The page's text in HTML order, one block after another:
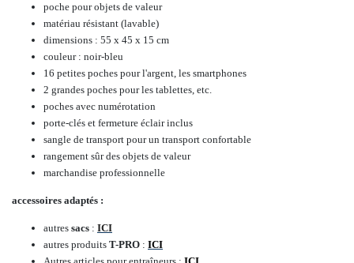
poche pour objets de valeur
matériau résistant (lavable)
dimensions : 55 x 45 x 15 cm
couleur : noir-bleu
16 petites poches pour l'argent, les smartphones
2 grandes poches pour les tablettes, etc.
poches avec numérotation
porte-clés et fermeture éclair inclus
sangle de transport pour un transport confortable
rangement sûr des objets de valeur
marchandise professionnelle
accessoires adaptés :
autres sacs : ICI
autres produits T-PRO : ICI